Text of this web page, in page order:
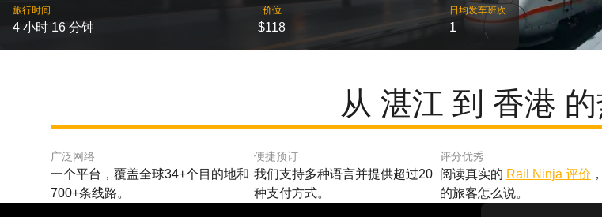
旅行时间
4 小时 16 分钟
价位
$118
日均发车班次
1
从 湛江 到 香港
广泛网络
一个平台，覆盖全球34+个目的地和
700+条线路。
便捷预订
我们支持多种语言并提供超过20
种支付方式。
评分优秀
阅读真实的 Rail Ninja 评价
的旅客怎么说。